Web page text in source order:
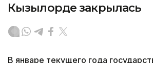
Кызылорде закрылась
В январе текущего года